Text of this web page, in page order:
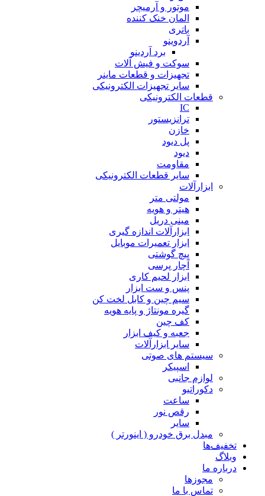
موتور و آرمیچر
المان خنک کننده
باتری
آردوینو
برد آردینو
سوکت و فیش آلات
تجهیزات و قطعات ماینر
سایر تجهیزات الکترونیکی
قطعات الکترونیکی
IC
ترانزیستور
خازن
پل دیود
دیود
مقاومت
سایر قطعات الکترونیکی
ابزارآلات
مولتی متر
هیتر و هویه
مینی دریل
ابزارآلات اندازه گیری
ابزار تعمیرات موبایل
پیچ گوشتی
آچار پرسی
ابزار لحیم کاری
پنس و ست ابزار
سیم چین و کابل لخت کن
گیره مونتاژ و پایه هویه
کف چین
جعبه و کیف ابزار
سایر ابزارآلات
سیستم های صوتی
اسپیکر
لوازم جانبی
دکوراتیو
ساعت
رقص نور
سایر
مبدل برق خودرو ( اینورتر )
تخفیف‌ها
وبلاگ
درباره ما
مجوزها
تماس با ما